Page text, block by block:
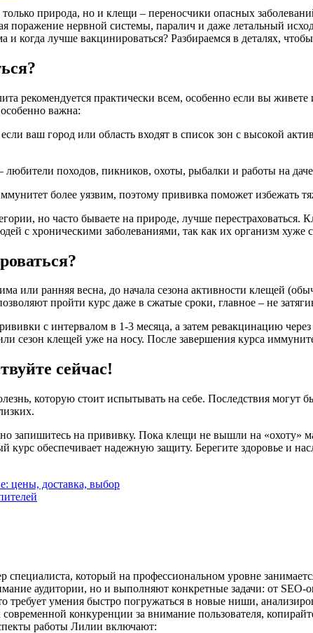
природа, но и клещи – переносчики опасных
поражение нервной системы, паралич и даже летальный
и когда лучше вакцинироваться? Разбираемся в деталях,
рекомендуется практически всем, особенно если вы
важна:
ваш город или область входят в список зон с высокой
походов, пикников, охоты, рыбалки и работы на
более уязвим, поэтому прививка поможет избежать
но часто бываете на природе, лучше
с хроническими заболеваниями, так как их организм хуже
или ранняя весна, до начала сезона активности клещей
пройти курс даже в сжатые сроки, главное – не
с интервалом в 1-3 месяца, а затем ревакцинацию
сезон клещей уже на носу. После завершения курса
сейчас!
которую стоит испытывать на себе. Последствия
запишитесь на прививку. Пока клещи не вышли на «охоту»
курс обеспечивает надежную защиту. Берегите здоровье и
цены, доставка, выбор
который на профессиональном уровне
аудитории, но и выполняют конкретные задачи: от
требует умения быстро погружаться в новые ниши,
конкуренции за внимание пользователя,
работы Лилии включают: